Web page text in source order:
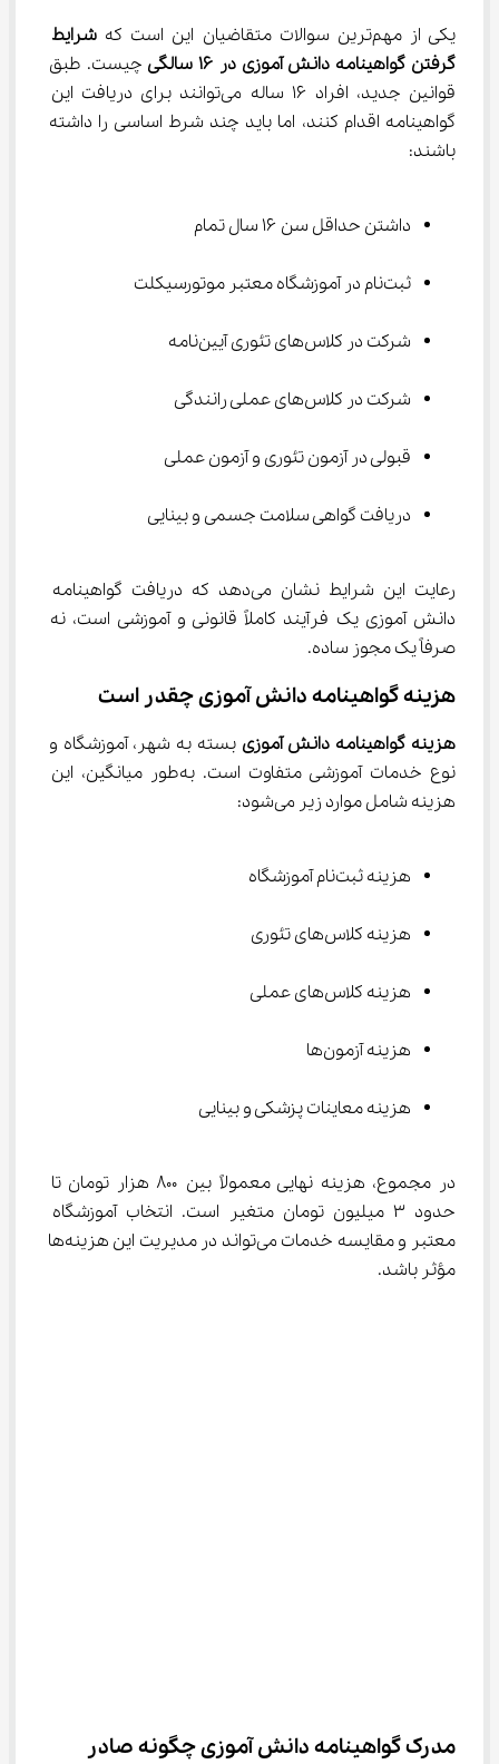
یکی از مهم‌ترین سوالات متقاضیان این است که
شرایط
گرفتن گواهینامه دانش آموزی در ۱۶ سالگی
چیست. طبق
قوانین جدید، افراد ۱۶ ساله می‌توانند برای دریافت این
گواهینامه اقدام کنند، اما باید چند شرط اساسی را داشته
باشند:
داشتن حداقل سن ۱۶ سال تمام
ثبت‌نام در آموزشگاه معتبر موتورسیکلت
شرکت در کلاس‌های تئوری آیین‌نامه
شرکت در کلاس‌های عملی رانندگی
قبولی در آزمون تئوری و آزمون عملی
دریافت گواهی سلامت جسمی و بینایی
رعایت این شرایط نشان می‌دهد که دریافت گواهینامه
دانش آموزی یک فرآیند کاملاً قانونی و آموزشی است، نه
صرفاً یک مجوز ساده.
هزینه گواهینامه دانش آموزی چقدر است
هزینه گواهینامه دانش آموزی بسته به شهر، آموزشگاه و
نوع خدمات آموزشی متفاوت است. به‌طور میانگین، این
هزینه شامل موارد زیر می‌شود:
هزینه ثبت‌نام آموزشگاه
هزینه کلاس‌های تئوری
هزینه کلاس‌های عملی
هزینه آزمون‌ها
هزینه معاینات پزشکی و بینایی
در مجموع، هزینه نهایی معمولاً بین ۸۰۰ هزار تومان تا
حدود ۳ میلیون تومان متغیر است. انتخاب آموزشگاه
معتبر و مقایسه خدمات می‌تواند در مدیریت این هزینه‌ها
مؤثر باشد.
مدرک گواهینامه دانش آموزی چگونه صادر